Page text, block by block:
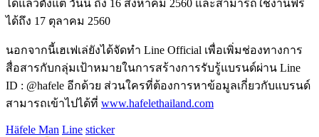
ได้แล้วตั้งแต่ วันนี้ ถึง 16 สิงหาคม 2560 และสามารถใช้งานฟรี
ได้ถึง 17 ตุลาคม 2560
นอกจากนี้เฮเฟเล่ยังได้จัดทำ Line Official เพื่อเพิ่มช่องทางการ
สื่อสารกับกลุ่มเป้าหมายในการสร้างการรับรู้แบรนด์ผ่าน Line
ID : @hafele อีกด้วย ส่วนใครที่ต้องการหาข้อมูลเกี่ยวกับแบรนด์
สามารถเข้าไปได้ที่ www.hafelethailand.com
Häfele Man Line sticker